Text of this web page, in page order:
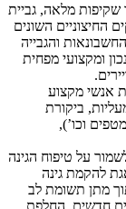
שקיפות מלאה, גביית
החיצוניים השונים
והגבייה
ומקצועי מפחית
אנשי מקצוע
ביקורת
וכו’),
על טיפוח הגינה
להקמת גינה
מתן תשומת לב
חדשים, החלפת